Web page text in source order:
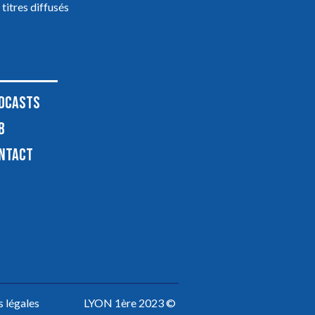
titres diffusés
légales LYON 1ère 2023 ©